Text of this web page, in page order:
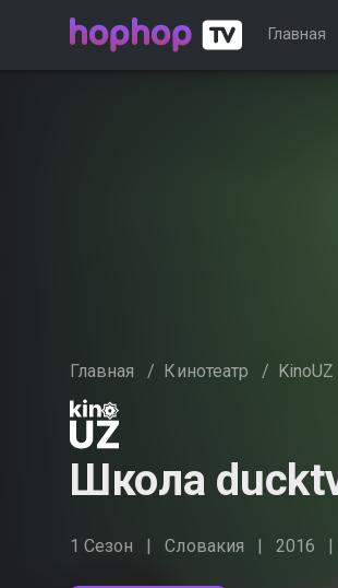
Главная
Главная / Кинотеатр / KinoUZ
Школа
1 Сезон Словакия 2016